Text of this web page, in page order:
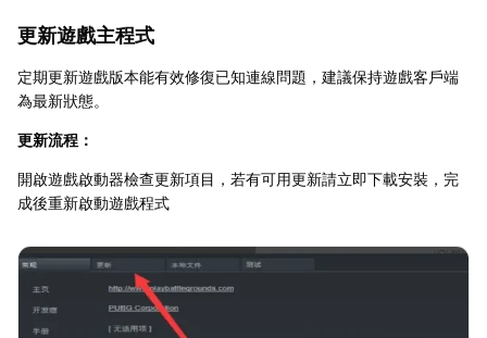
更新遊戲主程式
定期更新遊戲版本能有效修復已知連線問題，建議保持遊戲客戶端
為最新狀態。
更新流程：
開啟遊戲啟動器檢查更新項目，若有可用更新請立即下載安裝，完
成後重新啟動遊戲程式